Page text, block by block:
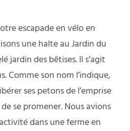
escapade en vélo en
une halte au Jardin du
jardin des bêtises. Il s’agit
Comme son nom l’indique,
ses petons de l’emprise
se promener.Nous avions
dans une ferme en